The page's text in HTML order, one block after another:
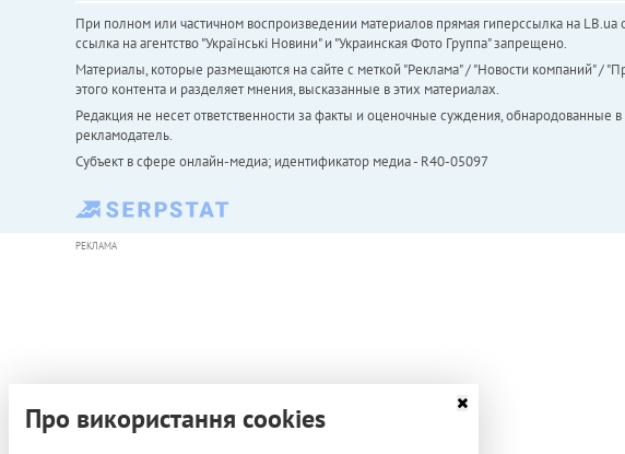
При полном или частичном воспроизведении материалов прямая гиперссылка на
ссылка на агентство "Українськi Новини" и "Украинская Фото Группа" запрещено.
Материалы, которые размещаются на сайте с меткой "Реклама" / "Новости компаний" /
этого контента и разделяет мнения, высказанные в этих материалах.
Редакция не несет ответственности за факты и оценочные суждения, обнародованные
рекламодатель.
Субъект в сфере онлайн-медиа; идентификатор медиа - R40-05097
РЕКЛАМА
Про використання cookies